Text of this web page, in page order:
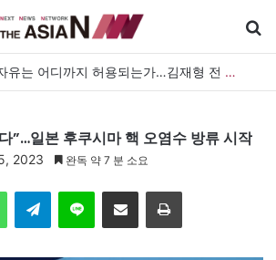
20260809
”…일본 후쿠시마 핵 오염수 방류 시작
2023 완독 약 7 분 소요
Telegram 이메일